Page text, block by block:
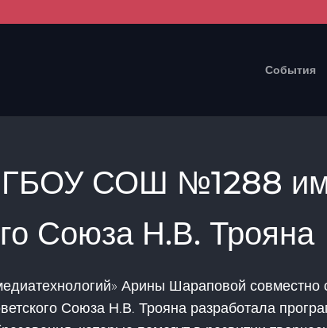
События
ГБОУ СОШ №1288
Союза Н.В. Трояна
Арины Шараповой
Союза Н.В. Трояна разработала